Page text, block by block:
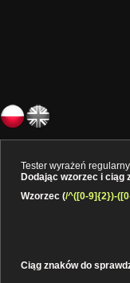
Tester wyrażeń
Dodając wzorzec i ciąg
Wzorzec (/^([0-9]{2})-
Ciąg znaków do